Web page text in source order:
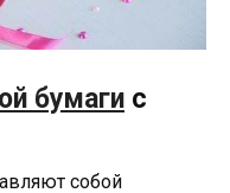
бумаги с
собой